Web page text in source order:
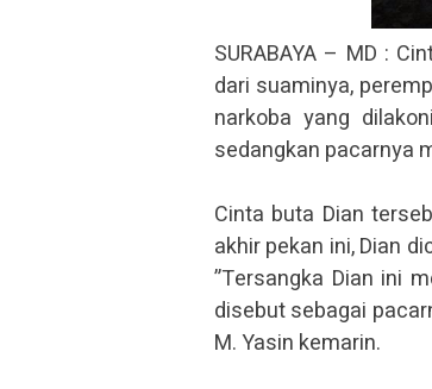
SURABAYA – MD :
dari suaminya,
narkoba yang
sedangkan pacarnya
Cinta buta Dian
akhir pekan ini, Dian
”Tersangka Dian ini
disebut sebagai
M. Yasin kemarin.